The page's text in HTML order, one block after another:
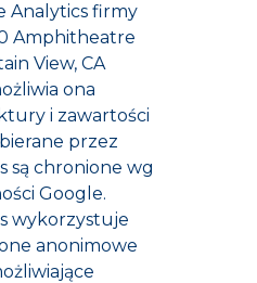
Analytics firmy
Amphitheatre
View, CA
ona
i zawartości
przez
są chronione wg
Google.
wykorzystuje
anonimowe